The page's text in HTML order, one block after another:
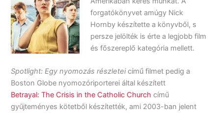
forgatókönyvet amúgy Nick
Hornby készítette a könyvből, s
persze jelölték is érte a legjobb film
és főszereplő kategória mellett.
Spotlight: Egy nyomozás részleteicímű filmet pedig a
Boston Globe nyomozóriporterei által készített
Betrayal: The Crisis in the Catholic Church című
gyűjteményes kötetből készítették, ami 2003-ban jelent